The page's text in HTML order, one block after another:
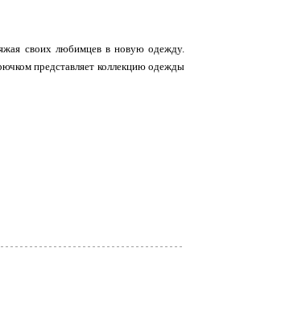
своих любимцев в новую одежду.
представляет коллекцию одежды